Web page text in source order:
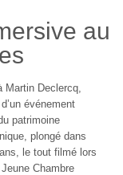
au
Martin Declercq,
événement
patrimoine
plongé dans
le tout filmé lors
Chambre